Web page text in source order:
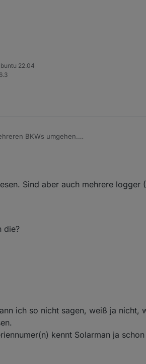
22.04
BKWs umgehen.
ich eine Solarman API und die dazu
Sind aber auch mehrere logger
die?
Sind aber auch mehrere logger
ich so nicht sagen, weiß ja nicht,
kennt Solarman ja